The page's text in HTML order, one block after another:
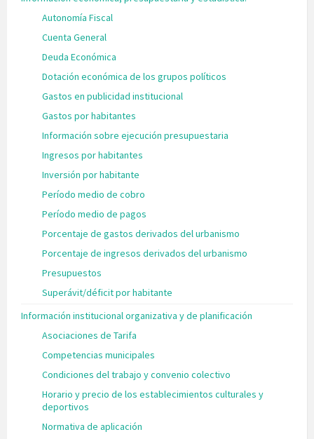
Autonomía Fiscal
Cuenta General
Deuda Económica
Dotación económica de los grupos políticos
Gastos en publicidad institucional
Gastos por habitantes
Información sobre ejecución presupuestaria
Ingresos por habitantes
Inversión por habitante
Período medio de cobro
Período medio de pagos
Porcentaje de gastos derivados del urbanismo
Porcentaje de ingresos derivados del urbanismo
Presupuestos
Superávit/déficit por habitante
Información institucional organizativa y de planificación
Asociaciones de Tarifa
Competencias municipales
Condiciones del trabajo y convenio colectivo
Horario y precio de los establecimientos culturales y
deportivos
Normativa de aplicación